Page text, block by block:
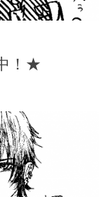
！★